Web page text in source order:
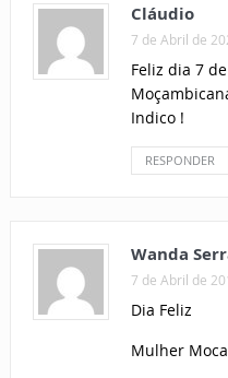
Cláudio
7 de Abril de
Feliz dia 7
Indico !
RESPONDER
Wanda
7 de Abril de
Dia Feliz
Mulher